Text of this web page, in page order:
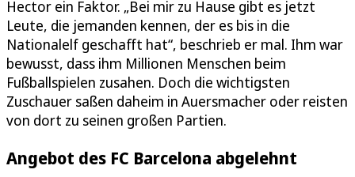
Hector ein Faktor. „Bei mir zu Hause gibt es jetzt
Leute, die jemanden kennen, der es bis in die
Nationalelf geschafft hat“, beschrieb er mal. Ihm war
bewusst, dass ihm Millionen Menschen beim
Fußballspielen zusahen. Doch die wichtigsten
Zuschauer saßen daheim in Auersmacher oder reisten
von dort zu seinen großen Partien.
Angebot des FC Barcelona abgelehnt